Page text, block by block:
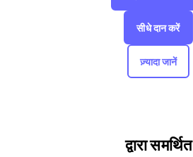
सीधे दान करें
ज़्यादा जानें
द्वारा समर्थित